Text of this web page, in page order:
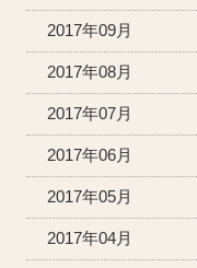
2017年09月
2017年08月
2017年07月
2017年06月
2017年05月
2017年04月